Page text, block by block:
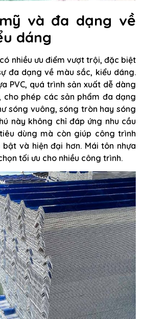
và đa dạng về
dáng
nhiều ưu điểm vượt trội, đặc biệt
đa dạng về màu sắc, kiểu dáng.
PVC, quá trình sản xuất dễ dàng
cho phép các sản phẩm đa dạng
sóng vuông, sóng tròn hay sóng
này không chỉ đáp ứng nhu cầu
dùng mà còn giúp công trình
và hiện đại hơn. Mái tôn nhựa
tối ưu cho nhiều công trình.